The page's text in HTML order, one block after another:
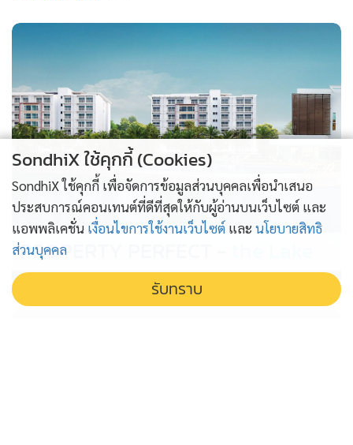
PROPERTY PERFECT -
SondhiX ใช้คุกกี้ (Cookies)
SondhiX ใช้คุกกี้ เพื่อจัดการข้อมูลส่วนบุคคลเพื่อนำเสนอ
ประสบการณ์คอนเทนต์ที่ดีที่สุดให้กับผู้อ่านบนเว็บไซต์ และ
แอพพลิเคชั่น เงื่อนไขการใช้งานเว็บไซต์ และ นโยบายสิทธิ
ส่วนบุคคล
รับทราบ